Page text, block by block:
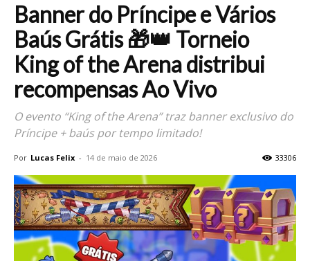
Banner do Príncipe e Vários
Baús Grátis 🎁👑 Torneio
King of the Arena distribui
recompensas Ao Vivo
O evento “King of the Arena” traz banner exclusivo do
Príncipe + baús por tempo limitado!
Por Lucas Felix - 14 de maio de 2026 33306